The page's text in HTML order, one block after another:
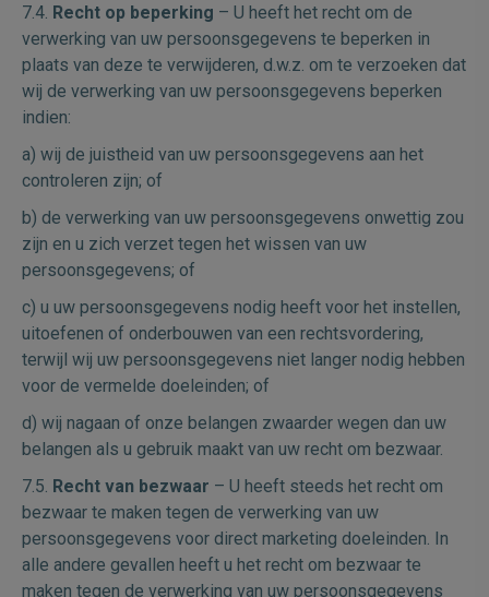
7.4. Recht op beperking – U heeft het recht om de
verwerking van uw persoonsgegevens te beperken in
plaats van deze te verwijderen, d.w.z. om te verzoeken dat
wij de verwerking van uw persoonsgegevens beperken
indien:
a) wij de juistheid van uw persoonsgegevens aan het
controleren zijn; of
b) de verwerking van uw persoonsgegevens onwettig zou
zijn en u zich verzet tegen het wissen van uw
persoonsgegevens; of
c) u uw persoonsgegevens nodig heeft voor het instellen,
uitoefenen of onderbouwen van een rechtsvordering,
terwijl wij uw persoonsgegevens niet langer nodig hebben
voor de vermelde doeleinden; of
d) wij nagaan of onze belangen zwaarder wegen dan uw
belangen als u gebruik maakt van uw recht om bezwaar.
7.5. Recht van bezwaar – U heeft steeds het recht om
bezwaar te maken tegen de verwerking van uw
persoonsgegevens voor direct marketing doeleinden. In
alle andere gevallen heeft u het recht om bezwaar te
maken tegen de verwerking van uw persoonsgegevens